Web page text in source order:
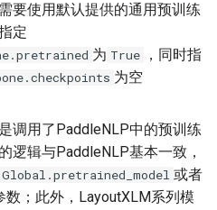
要使用默认提供的通用预训练
定
为 True
，同时指
为空
调用了PaddleNLP中的预训练
逻辑与PaddleNLP基本一致，
Global.pretrained_model 或者
数；此外，LayoutXLM系列模